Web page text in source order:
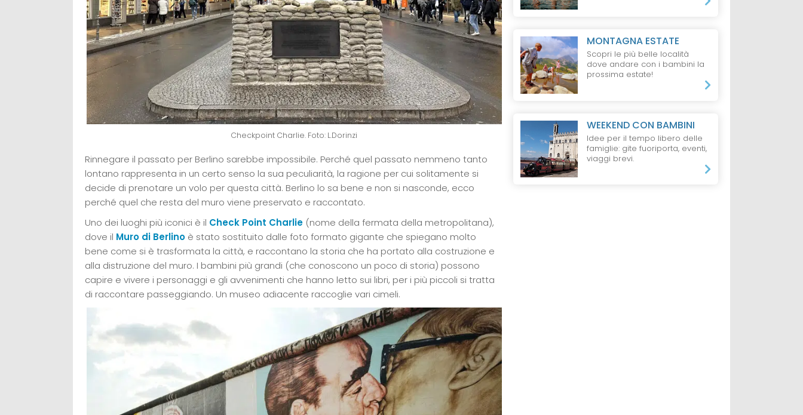
Checkpoint Charlie. Foto: L.Dorinzi
Rinnegare il passato per Berlino sarebbe impossibile. Perché quel passato nemmeno tanto
lontano rappresenta in un certo senso la sua peculiarità, la ragione per cui solitamente si
decide di prenotare un volo per questa città. Berlino lo sa bene e non si nasconde, ecco
perché quel che resta del muro viene preservato e raccontato.
Uno dei luoghi più iconici è il Check Point Charlie (nome della fermata della metropolitana),
dove il Muro di Berlino è stato sostituito dalle foto formato gigante che spiegano molto
bene come si è trasformata la città, e raccontano la storia che ha portato alla costruzione e
alla distruzione del muro. I bambini più grandi (che conoscono un poco di storia) possono
capire e vivere i personaggi e gli avvenimenti che hanno letto sui libri, per i più piccoli si tratta
di raccontare passeggiando. Un museo adiacente raccoglie vari cimeli.
MONTAGNA ESTATE
Scopri le più belle località
dove andare con i bambini la
prossima estate!
WEEKEND CON BAMBINI
Idee per il tempo libero delle
famiglie: gite fuoriporta, eventi,
viaggi brevi.